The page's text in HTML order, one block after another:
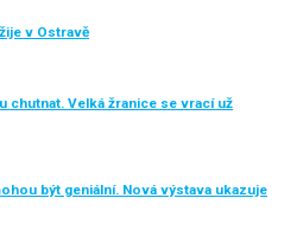
v Ostravě
chutnat. Velká žranice se vrací už
být geniální. Nová výstava ukazuje